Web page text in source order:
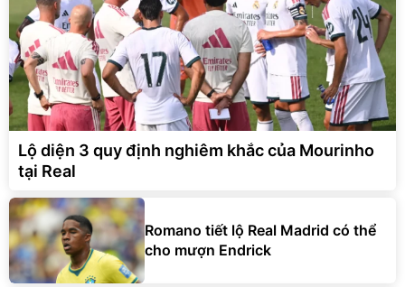
Lộ diện 3 quy định nghiêm khắc của Mourinho
tại Real
Romano tiết lộ Real Madrid có thể
cho mượn Endrick